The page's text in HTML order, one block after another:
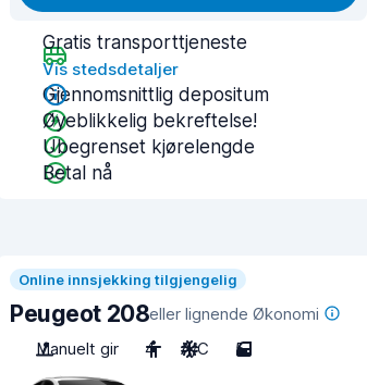
Gratis transporttjeneste
Vis stedsdetaljer
Gjennomsnittlig depositum
Øyeblikkelig bekreftelse!
Ubegrenset kjørelengde
Betal nå
Online innsjekking tilgjengelig
Peugeot 208eller lignende Økonomi
Manuelt gir
4 A/C 5